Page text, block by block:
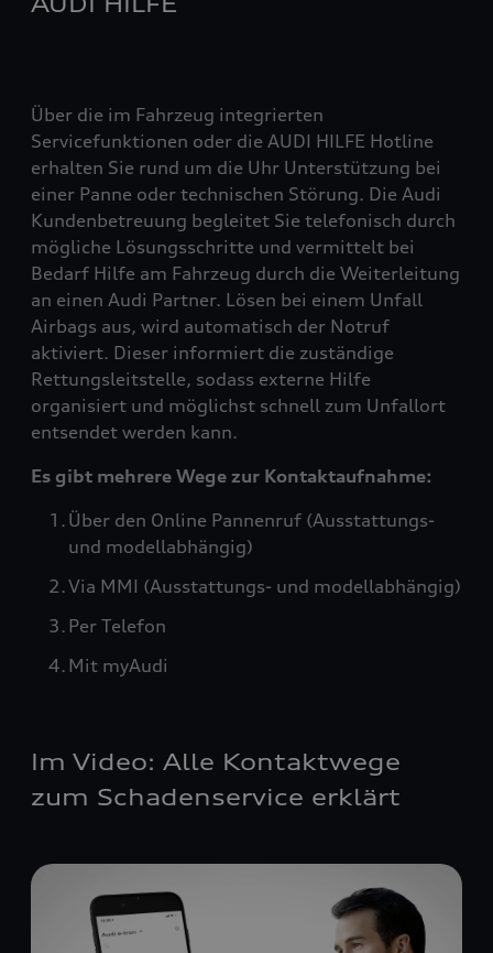
Über die im Fahrzeug integrierten
Servicefunktionen oder die AUDI HILFE Hotline
erhalten Sie rund um die Uhr Unterstützung bei
einer Panne oder technischen Störung. Die Audi
Kundenbetreuung begleitet Sie telefonisch durch
mögliche Lösungsschritte und vermittelt bei
Bedarf Hilfe am Fahrzeug durch die Weiterleitung
an einen Audi Partner. Lösen bei einem Unfall
Airbags aus, wird automatisch der Notruf
aktiviert. Dieser informiert die zuständige
Rettungsleitstelle, sodass externe Hilfe
organisiert und möglichst schnell zum Unfallort
entsendet werden kann.
Es gibt mehrere Wege zur Kontaktaufnahme:
Über den Online Pannenruf (Ausstattungs-
und modellabhängig)
Via MMI (Ausstattungs- und modellabhängig)
Per Telefon
Mit myAudi
Im Video: Alle Kontaktwege
zum Schadenservice erklärt